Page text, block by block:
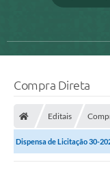
Compra Direta
Editais
Dispensa de Licitação 30-